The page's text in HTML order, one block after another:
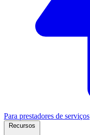
Para prestadores de serviços